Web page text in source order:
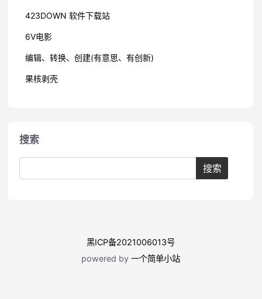
423DOWN 软件下载站
6V电影
编辑、转换、创建(有意思、有创新)
果核剥壳
搜索
黑ICP备2021006013号
powered by 一个简单小站